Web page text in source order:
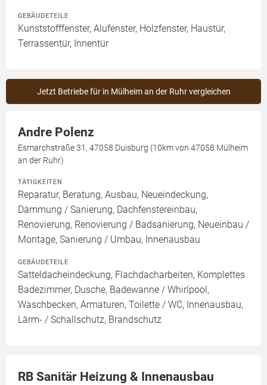
GEBÄUDETEILE
Kunststofffenster, Alufenster, Holzfenster, Haustür,
Terrassentür, Innentür
Jetzt Betriebe für in Mülheim an der Ruhr vergleichen
Andre Polenz
Esmarchstraße 31, 47058 Duisburg (10km von 47058 Mülheim
an der Ruhr)
TÄTIGKEITEN
Reparatur, Beratung, Ausbau, Neueindeckung,
Dämmung / Sanierung, Dachfenstereinbau,
Renovierung, Renovierung / Badsanierung, Neueinbau /
Montage, Sanierung / Umbau, Innenausbau
GEBÄUDETEILE
Satteldacheindeckung, Flachdacharbeiten, Komplettes
Badezimmer, Dusche, Badewanne / Whirlpool,
Waschbecken, Armaturen, Toilette / WC, Innenausbau,
Lärm- / Schallschutz, Brandschutz
RB Sanitär Heizung & Innenausbau